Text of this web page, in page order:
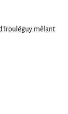
mêlant